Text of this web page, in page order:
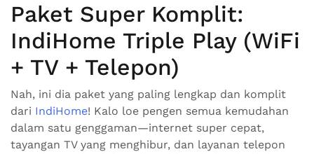
Paket Super Komplit:
IndiHome Triple Play (WiFi
+ TV + Telepon)
Nah, ini dia paket yang paling lengkap dan komplit
dari IndiHome! Kalo loe pengen semua kemudahan
dalam satu genggaman—internet super cepat,
tayangan TV yang menghibur, dan layanan telepon